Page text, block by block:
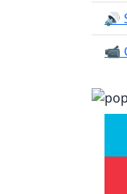
🔊
📹